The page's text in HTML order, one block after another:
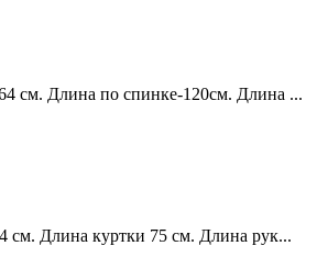
см. Длина по спинке-120см. Длина ...
см. Длина куртки 75 см. Длина рук...